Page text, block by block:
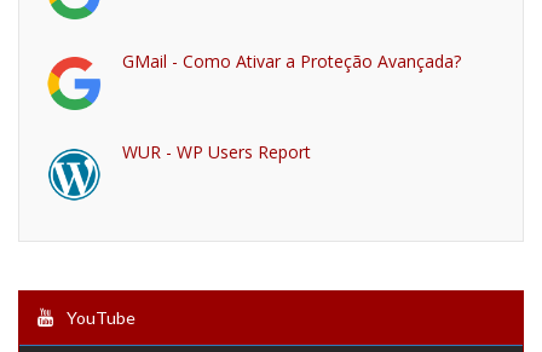
GMail - Como Ativar a Proteção Avançada?
WUR - WP Users Report
YouTube